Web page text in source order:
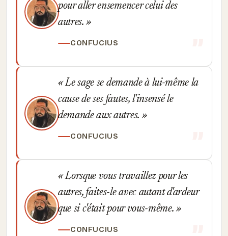
pour aller ensemencer celui des
autres.
CONFUCIUS
Le sage se demande à lui-même la
cause de ses fautes, l'insensé le
demande aux autres.
CONFUCIUS
Lorsque vous travaillez pour les
autres, faites-le avec autant d'ardeur
que si c'était pour vous-même.
CONFUCIUS